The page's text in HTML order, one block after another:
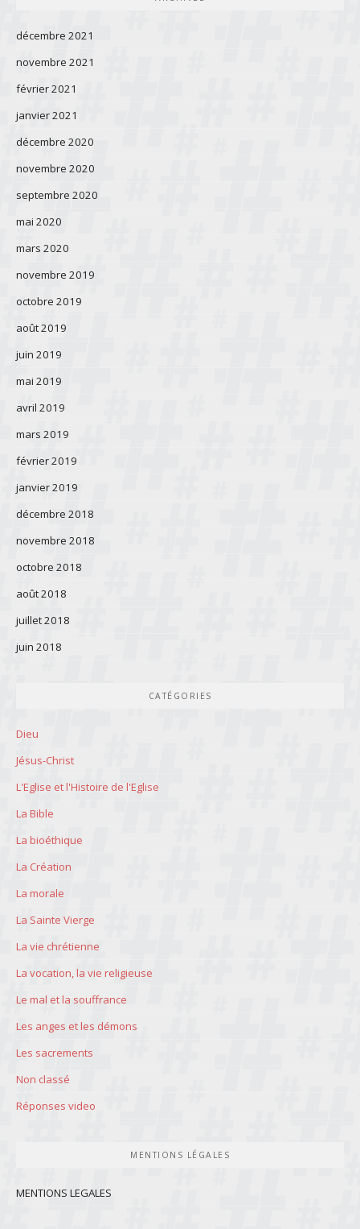
décembre 2021
novembre 2021
février 2021
janvier 2021
décembre 2020
novembre 2020
septembre 2020
mai 2020
mars 2020
novembre 2019
octobre 2019
août 2019
juin 2019
mai 2019
avril 2019
mars 2019
février 2019
janvier 2019
décembre 2018
novembre 2018
octobre 2018
août 2018
juillet 2018
juin 2018
CATÉGORIES
Dieu
Jésus-Christ
L'Eglise et l'Histoire de l'Eglise
La Bible
La bioéthique
La Création
La morale
La Sainte Vierge
La vie chrétienne
La vocation, la vie religieuse
Le mal et la souffrance
Les anges et les démons
Les sacrements
Non classé
Réponses video
MENTIONS LÉGALES
MENTIONS LEGALES